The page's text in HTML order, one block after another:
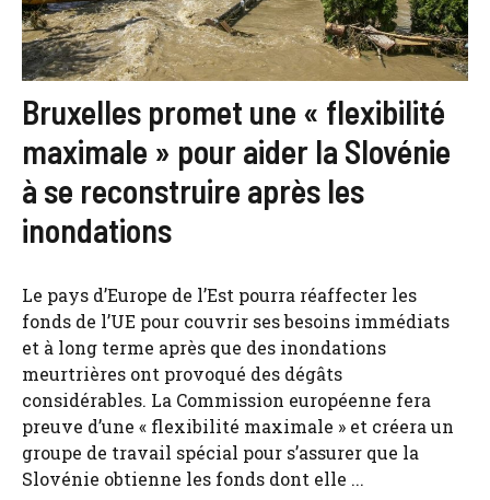
Bruxelles promet une « flexibilité
maximale » pour aider la Slovénie
à se reconstruire après les
inondations
Le pays d’Europe de l’Est pourra réaffecter les
fonds de l’UE pour couvrir ses besoins immédiats
et à long terme après que des inondations
meurtrières ont provoqué des dégâts
considérables. La Commission européenne fera
preuve d’une « flexibilité maximale » et créera un
groupe de travail spécial pour s’assurer que la
Slovénie obtienne les fonds dont elle ...